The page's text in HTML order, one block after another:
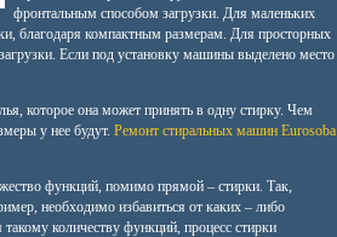
фронтальным способом загрузки. Для маленьких
благодаря компактным размерам. Для просторных
Если под установку машины выделено место
которое она может принять в одну стирку. Чем
у нее будут. Ремонт стиральных машин Eurosoba
функций, помимо прямой – стирки. Так,
необходимо избавиться от каких – либо
количеству функций, процесс стирки